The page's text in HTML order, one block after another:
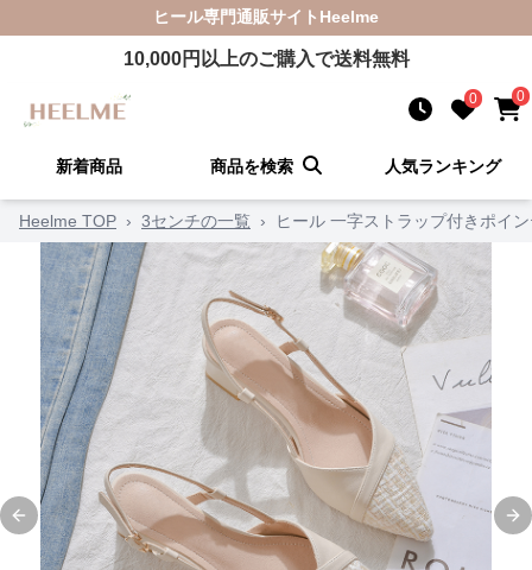
ヒール専門通販サイト Heelme
10,000円以上のご購入で送料無料
0 0
新着商品 商品を検索 人気ランキング
Heelme TOP › 3センチの一覧 › ヒール 一字ストラップ付きポイ
Previous slide